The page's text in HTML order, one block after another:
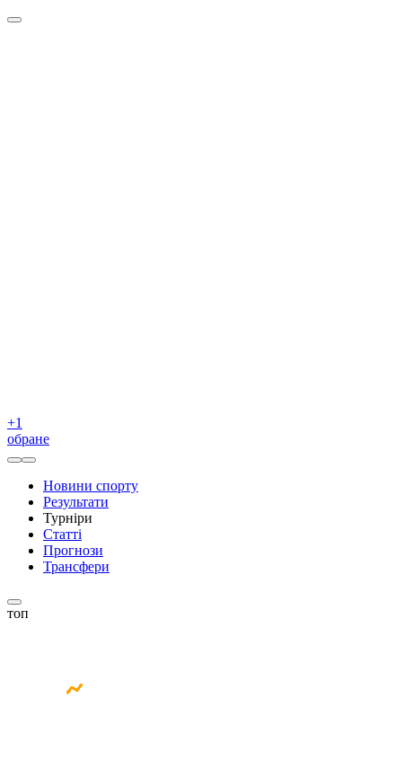
+1
обране
Новини спорту
Результати
Турніри
Статті
Прогнози
Трансфери
топ